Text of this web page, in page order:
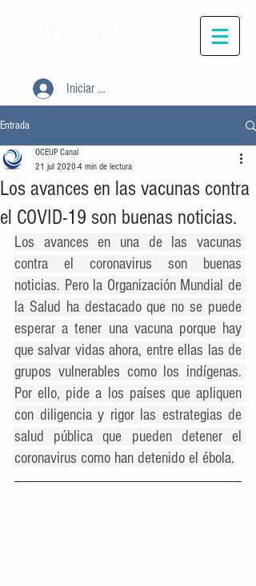
Iniciar sesión
Entrada
Los avances en las vacunas contra
el COVID-19 son buenas noticias.
OCEUP Canal
21 jul 2020 4 min de lectura
Los avances en una de las vacunas
contra el coronavirus son buenas
noticias. Pero la Organización Mundial de
la Salud ha destacado que no se puede
esperar a tener una vacuna porque hay
que salvar vidas ahora, entre ellas las de
grupos vulnerables como los indígenas.
Por ello, pide a los países que apliquen
con diligencia y rigor las estrategias de
salud pública que pueden detener el
coronavirus como han detenido el ébola.